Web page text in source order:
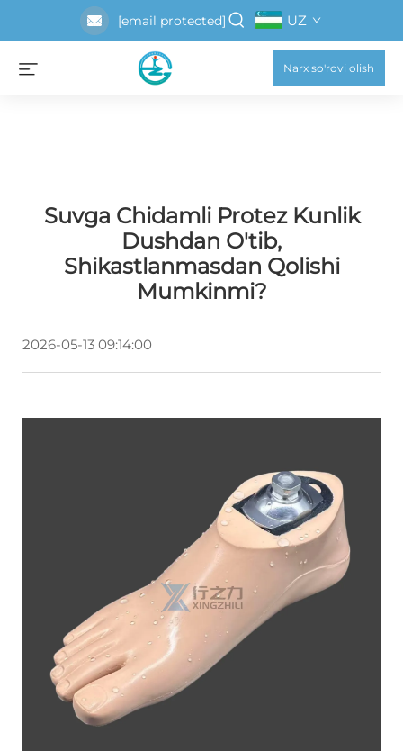
[email protected] UZ
Narx so'rovi olish
Suvga Chidamli Protez Kunlik
Dushdan O'tib,
Shikastlanmasdan Qolishi
Mumkinmi?
2026-05-13 09:14:00